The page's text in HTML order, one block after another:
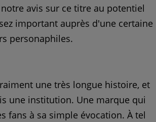
avis sur ce titre au potentiel
important auprès d'une certaine
personaphiles.
une très longue histoire, et
une institution. Une marque qui
fans à sa simple évocation. À tel